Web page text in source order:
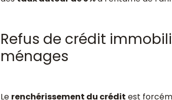
Refus de crédit
ménages
Le renchérissement du crédit est